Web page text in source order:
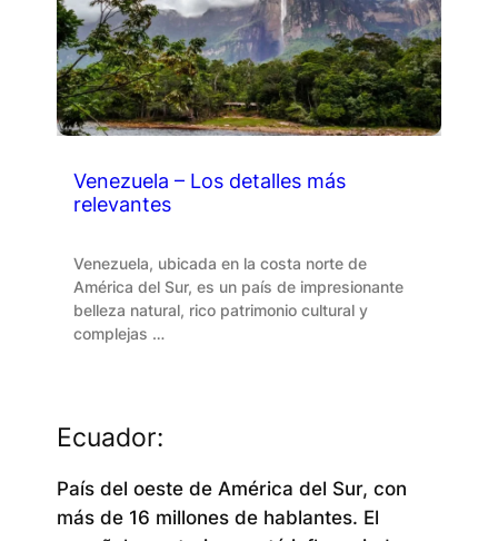
Venezuela – Los detalles más
relevantes
Venezuela, ubicada en la costa norte de
América del Sur, es un país de impresionante
belleza natural, rico patrimonio cultural y
complejas …
Ecuador:
País del oeste de América del Sur, con
más de 16 millones de hablantes. El